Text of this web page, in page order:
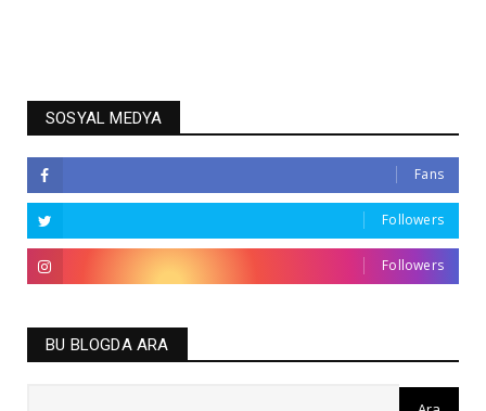
SOSYAL MEDYA
Fans
Followers
Followers
BU BLOGDA ARA